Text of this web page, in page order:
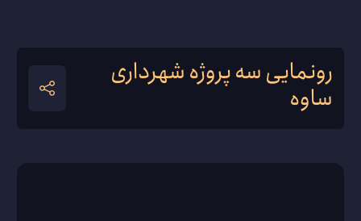
رونمایی سه پروژه شهرداری
ساوه